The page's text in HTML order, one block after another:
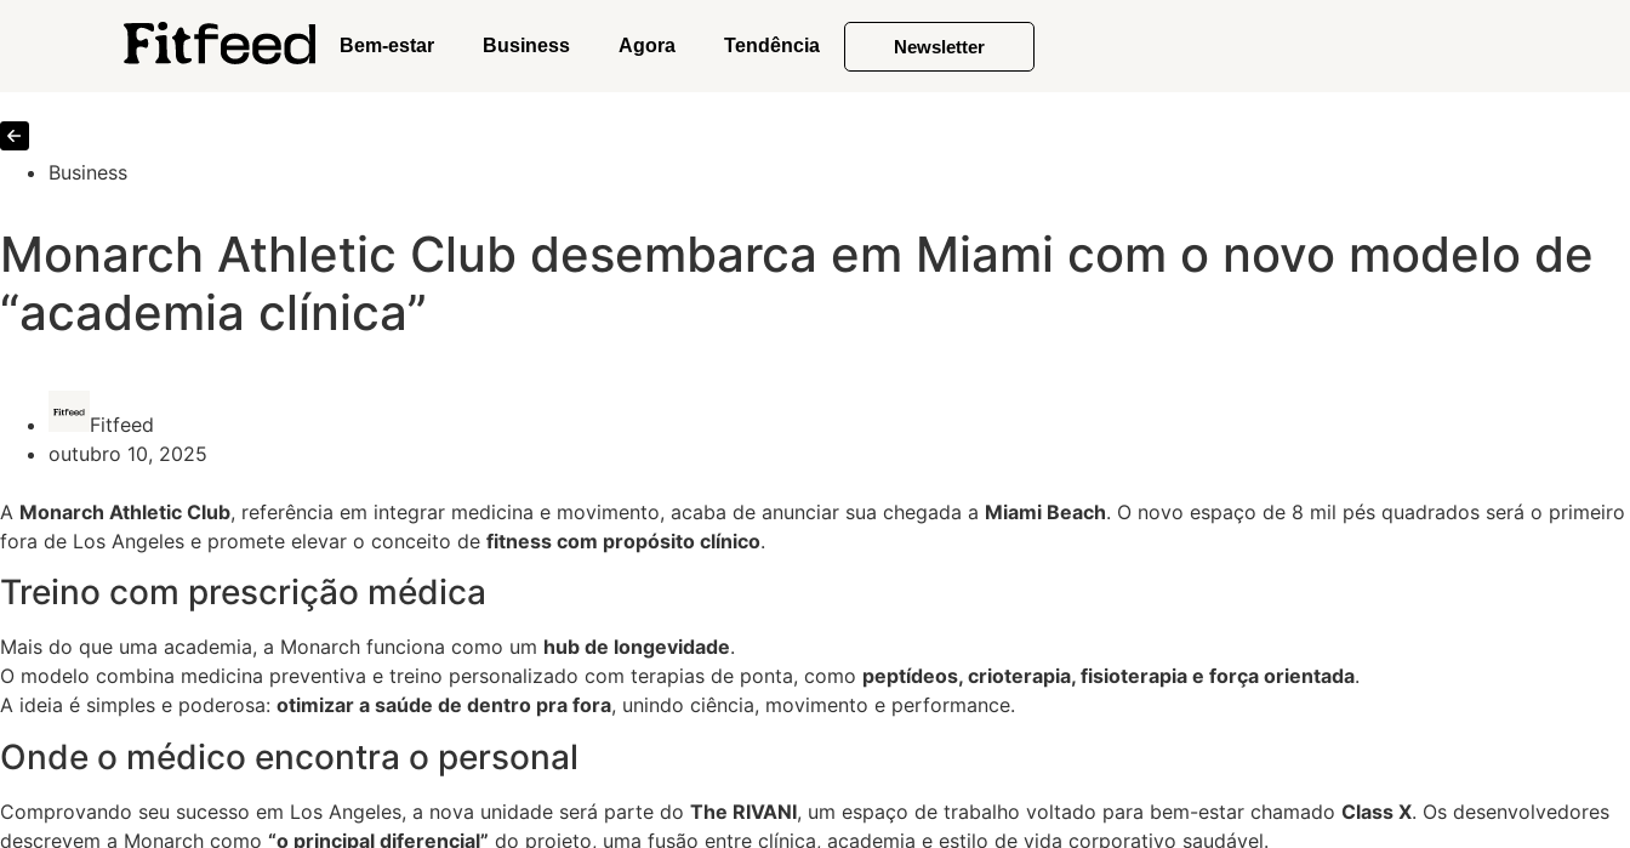
Bem-estar Business Agora Tendência Newsletter
Business
Monarch Athletic Club desembarca em Miami com o novo modelo de
“academia clínica”
Fitfeed
outubro 10, 2025
A Monarch Athletic Club, referência em integrar medicina e movimento, acaba de anunciar sua chegada a Miami Beach. O novo espaço de 8 mil pés quadrados será o primeiro
fora de Los Angeles e promete elevar o conceito de fitness com propósito clínico.
Treino com prescrição médica
Mais do que uma academia, a Monarch funciona como um hub de longevidade.
O modelo combina medicina preventiva e treino personalizado com terapias de ponta, como peptídeos, crioterapia, fisioterapia e força orientada.
A ideia é simples e poderosa: otimizar a saúde de dentro pra fora, unindo ciência, movimento e performance.
Onde o médico encontra o personal
Comprovando seu sucesso em Los Angeles, a nova unidade será parte do The RIVANI, um espaço de trabalho voltado para bem-estar chamado Class X. Os desenvolvedores
descrevem a Monarch como “o principal diferencial” do projeto, uma fusão entre clínica, academia e estilo de vida corporativo saudável.